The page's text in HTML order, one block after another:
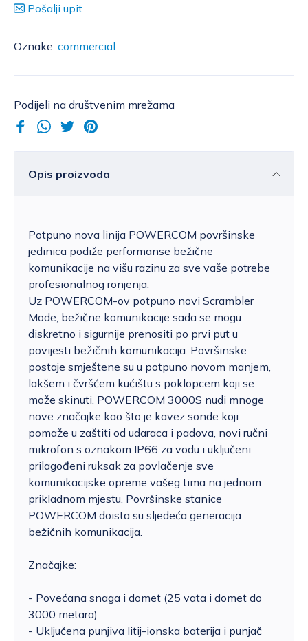
Pošalji upit
Oznake: commercial
Podijeli na društvenim mrežama
Opis proizvoda
Potpuno nova linija POWERCOM površinske
jedinica podiže performanse bežične
komunikacije na višu razinu za sve vaše potrebe
profesionalnog ronjenja.
Uz POWERCOM-ov potpuno novi Scrambler
Mode, bežične komunikacije sada se mogu
diskretno i sigurnije prenositi po prvi put u
povijesti bežičnih komunikacija. Površinske
postaje smještene su u potpuno novom manjem,
lakšem i čvršćem kućištu s poklopcem koji se
može skinuti. POWERCOM 3000S nudi mnoge
nove značajke kao što je kavez sonde koji
pomaže u zaštiti od udaraca i padova, novi ručni
mikrofon s oznakom IP66 za vodu i uključeni
prilagođeni ruksak za povlačenje sve
komunikacijske opreme vašeg tima na jednom
prikladnom mjestu. Površinske stanice
POWERCOM doista su sljedeća generacija
bežičnih komunikacija.
Značajke:
- Povećana snaga i domet (25 vata i domet do
3000 metara)
- Uključena punjiva litij-ionska baterija i punjač